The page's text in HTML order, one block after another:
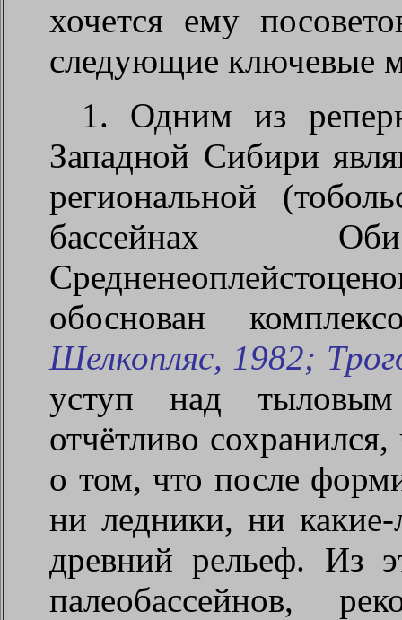
хочется ему
следующие ключевые
1. Одним из
Западной Сибири
региональной
бассейнах
обоснован
Шелкопляс, 1982;
уступ над
отчётливо
о том, что после
ни ледники, ни
древний рельеф. Из
палеобассейнов,